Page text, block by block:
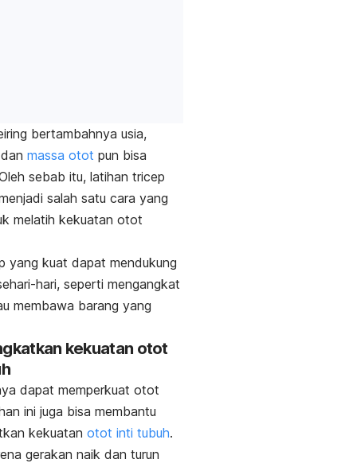
bertambahnya usia,
massa otot pun bisa
sebab itu, latihan tricep
salah satu cara yang
melatih kekuatan otot
yang kuat dapat mendukung
hari, seperti mengangkat
membawa barang yang
kekuatan otot
dapat memperkuat otot
ini juga bisa membantu
kekuatan otot inti tubuh.
gerakan naik dan turun